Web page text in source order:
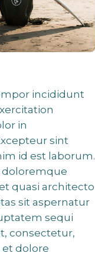
incididunt
in
sint
id est laborum.
doloremque
quasi architecto
sit aspernatur
sequi
consectetur,
dolore